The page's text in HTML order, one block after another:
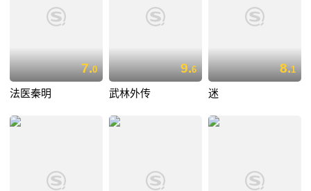
7.0
法医秦明
9.6
武林外传
8.1
迷